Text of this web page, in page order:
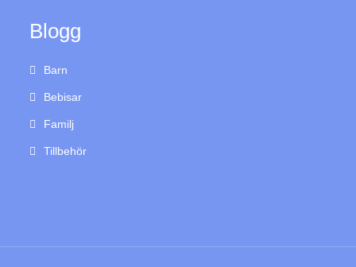
Blogg
Barn
Bebisar
Familj
Tillbehör